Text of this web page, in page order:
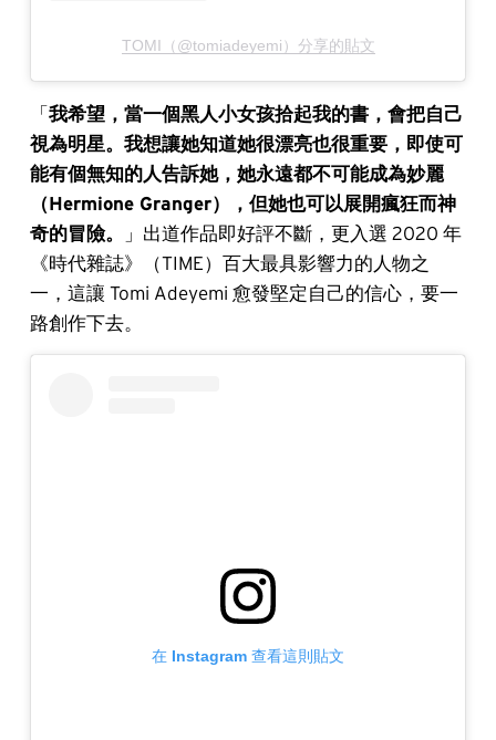
TOMI（@tomiadeyemi）分享的貼文
「我希望，當一個黑人小女孩拾起我的書，會把自己
視為明星。我想讓她知道她很漂亮也很重要，即使可
能有個無知的人告訴她，她永遠都不可能成為妙麗
（Hermione Granger），但她也可以展開瘋狂而神
奇的冒險。
」出道作品即好評不斷，更入選 2020 年
《時代雜誌》（TIME）百大最具影響力的人物之
一，這讓 Tomi Adeyemi 愈發堅定自己的信心，要一
路創作下去。
在 Instagram 查看這則貼文